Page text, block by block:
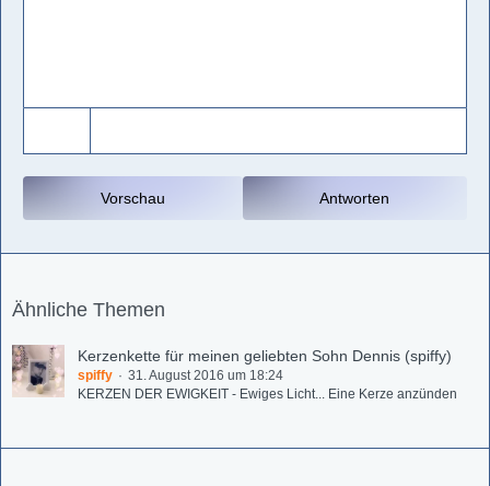
Antworten
Vorschau
Ähnliche Themen
Kerzenkette für meinen geliebten Sohn Dennis (spiffy)
spiffy
31. August 2016 um 18:24
KERZEN DER EWIGKEIT - Ewiges Licht... Eine Kerze anzünden